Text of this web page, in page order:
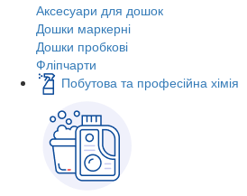
Аксесуари для дошок
Дошки маркерні
Дошки пробкові
Фліпчарти
Побутова та професійна хімія